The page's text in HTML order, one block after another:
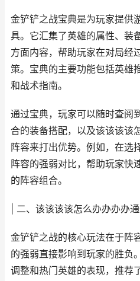
金铲铲之战宝典是为玩家提供
具。它汇集了英雄的属性、装
方面内容，帮助玩家在对局经
策。宝典的主要功能包括英雄
和战术指南。
通过宝典，玩家可以随时查阅
合的装备搭配，以及该该该该
阵容来打出优势。例如，在选
阵容的强弱对比，帮助玩家快
的阵容组合。
| 二、该该该该怎么办办办办
金铲铲之战的核心玩法在于阵
的强弱直接影响到玩家的胜负
调整和热门英雄的表现，推荐